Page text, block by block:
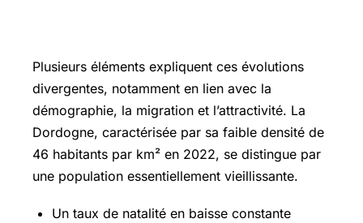
Plusieurs éléments expliquent ces évolutions
divergentes, notamment en lien avec la
démographie, la migration et l’attractivité. La
Dordogne, caractérisée par sa faible densité de
46 habitants par km² en 2022, se distingue par
une population essentiellement vieillissante.
Un taux de natalité en baisse constante